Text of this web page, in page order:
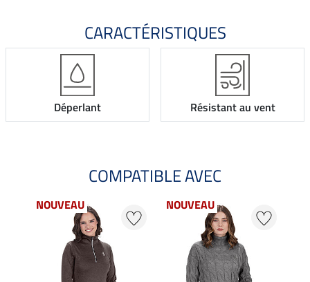
CARACTÉRISTIQUES
Déperlant Résistant au vent
COMPATIBLE AVEC
NOUVEAU NOUVEAU